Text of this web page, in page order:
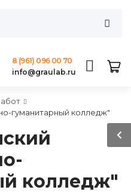
8 (961) 096 00 70
info@graulab.ru
гуманитарный колледж"
колледж"